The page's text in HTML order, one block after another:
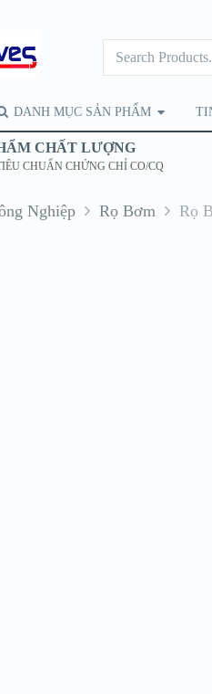
DANH MỤC SẢN PHẨM
CHẤT LƯỢNG
CHUẨN CHỨNG CHỈ CO/CQ
Nghiệp Rọ Bơm Rọ